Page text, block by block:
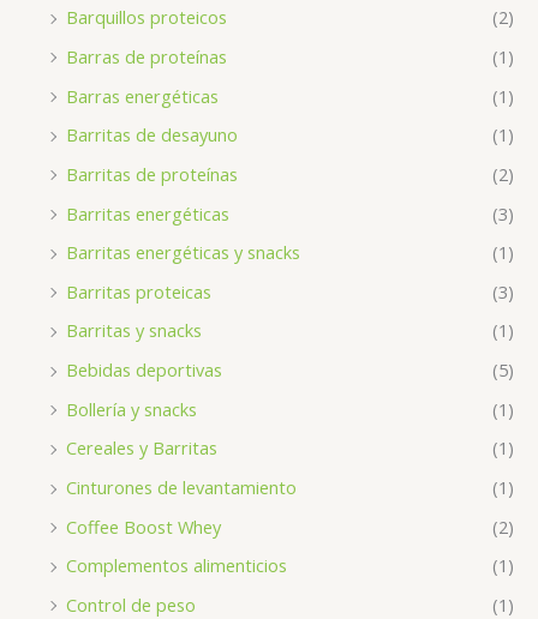
Barquillos proteicos
(2)
Barras de proteínas
(1)
Barras energéticas
(1)
Barritas de desayuno
(1)
Barritas de proteínas
(2)
Barritas energéticas
(3)
Barritas energéticas y snacks
(1)
Barritas proteicas
(3)
Barritas y snacks
(1)
Bebidas deportivas
(5)
Bollería y snacks
(1)
Cereales y Barritas
(1)
Cinturones de levantamiento
(1)
Coffee Boost Whey
(2)
Complementos alimenticios
(1)
Control de peso
(1)